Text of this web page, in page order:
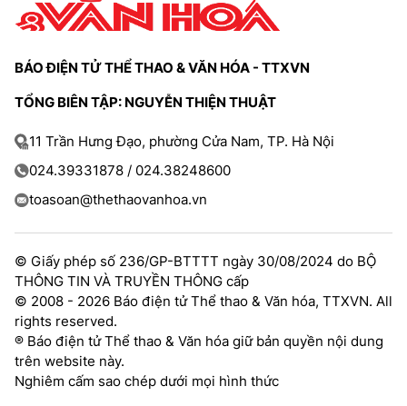
BÁO ĐIỆN TỬ THỂ THAO & VĂN HÓA - TTXVN
TỔNG BIÊN TẬP: NGUYỄN THIỆN THUẬT
11 Trần Hưng Đạo, phường Cửa Nam, TP. Hà Nội
024.39331878 / 024.38248600
toasoan@thethaovanhoa.vn
© Giấy phép số 236/GP-BTTTT ngày 30/08/2024 do BỘ
THÔNG TIN VÀ TRUYỀN THÔNG cấp
© 2008 - 2026 Báo điện tử Thể thao & Văn hóa, TTXVN. All
rights reserved.
® Báo điện tử Thể thao & Văn hóa giữ bản quyền nội dung
trên website này.
Nghiêm cấm sao chép dưới mọi hình thức